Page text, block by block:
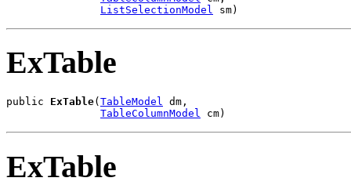
ListSelectionModel
sm)
ExTable
public ExTable( TableModel dm,
TableColumnModel cm)
ExTable